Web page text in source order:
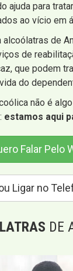
ajuda para
ao vício em
alcoólatras de
de
que podem
do
não é
estamos aqui
Falar Pelo
Ligar no
DE